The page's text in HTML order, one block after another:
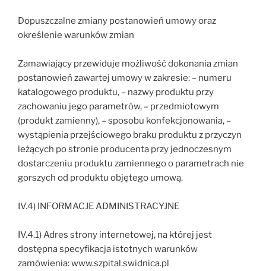
Dopuszczalne zmiany postanowień umowy oraz
określenie warunków zmian
Zamawiający przewiduje możliwość dokonania zmian
postanowień zawartej umowy w zakresie: – numeru
katalogowego produktu, – nazwy produktu przy
zachowaniu jego parametrów, – przedmiotowym
(produkt zamienny), – sposobu konfekcjonowania, –
wystąpienia przejściowego braku produktu z przyczyn
leżących po stronie producenta przy jednoczesnym
dostarczeniu produktu zamiennego o parametrach nie
gorszych od produktu objętego umową.
IV.4) INFORMACJE ADMINISTRACYJNE
IV.4.1) Adres strony internetowej, na której jest
dostępna specyfikacja istotnych warunków
zamówienia: www.szpital.swidnica.pl